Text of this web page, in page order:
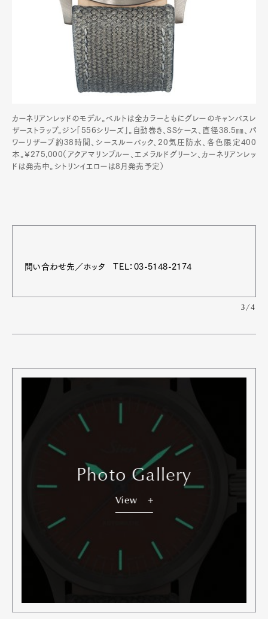
カーネリアンレッドのモデル。ベルトは全カラーともにグレーのキャンバスレ
ザーストラップ。ジン「556シリーズ」。自動巻き、SSケース、直径38.5㎜、パ
ワーリザーブ約38時間、シースルーバック、20気圧防水、各色限定400
本。¥275,000（アクアマリンブルー、エメラルドグリーン、カーネリアンレッ
ドは発売中。シトリンイエローは8月発売予定）
問い合わせ先／ホッタ TEL：03-5148-2174
3/4
Photo Gallery
View